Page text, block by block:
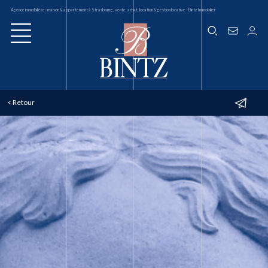
Agence immobilière : maison & appartement à Strasbourg, vente, achat, location & gestion locative - Bintz Immobilier
< Retour